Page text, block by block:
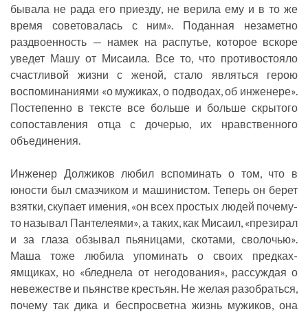
бывала не рада его приезду, не верила ему и в то же
время советовалась с ним». Поданная незаметно
раздвоенность — намек на распутье, которое вскоре
уведет Машу от Мисаила. Все то, что противостояло
счастливой жизни с женой, стало являться герою
воспоминаниями «о мужиках, о подводах, об инженере».
Постепенно в тексте все больше и больше скрытого
сопоставления отца с дочерью, их нравственного
объединения.
Инженер Должиков любил вспоминать о том, что в
юности был смазчиком и машинистом. Теперь он берет
взятки, скупает имения, «он всех простых людей почему-
то называл Пантелеями», а таких, как Мисаил, «презирал
и за глаза обзывал пьяницами, скотами, сволочью».
Маша тоже любила упоминать о своих предках-
ямщиках, но «бледнела от негодования», рассуждая о
невежестве и пьянстве крестьян. Не желая разобраться,
почему так дика и беспросветна жизнь мужиков, она